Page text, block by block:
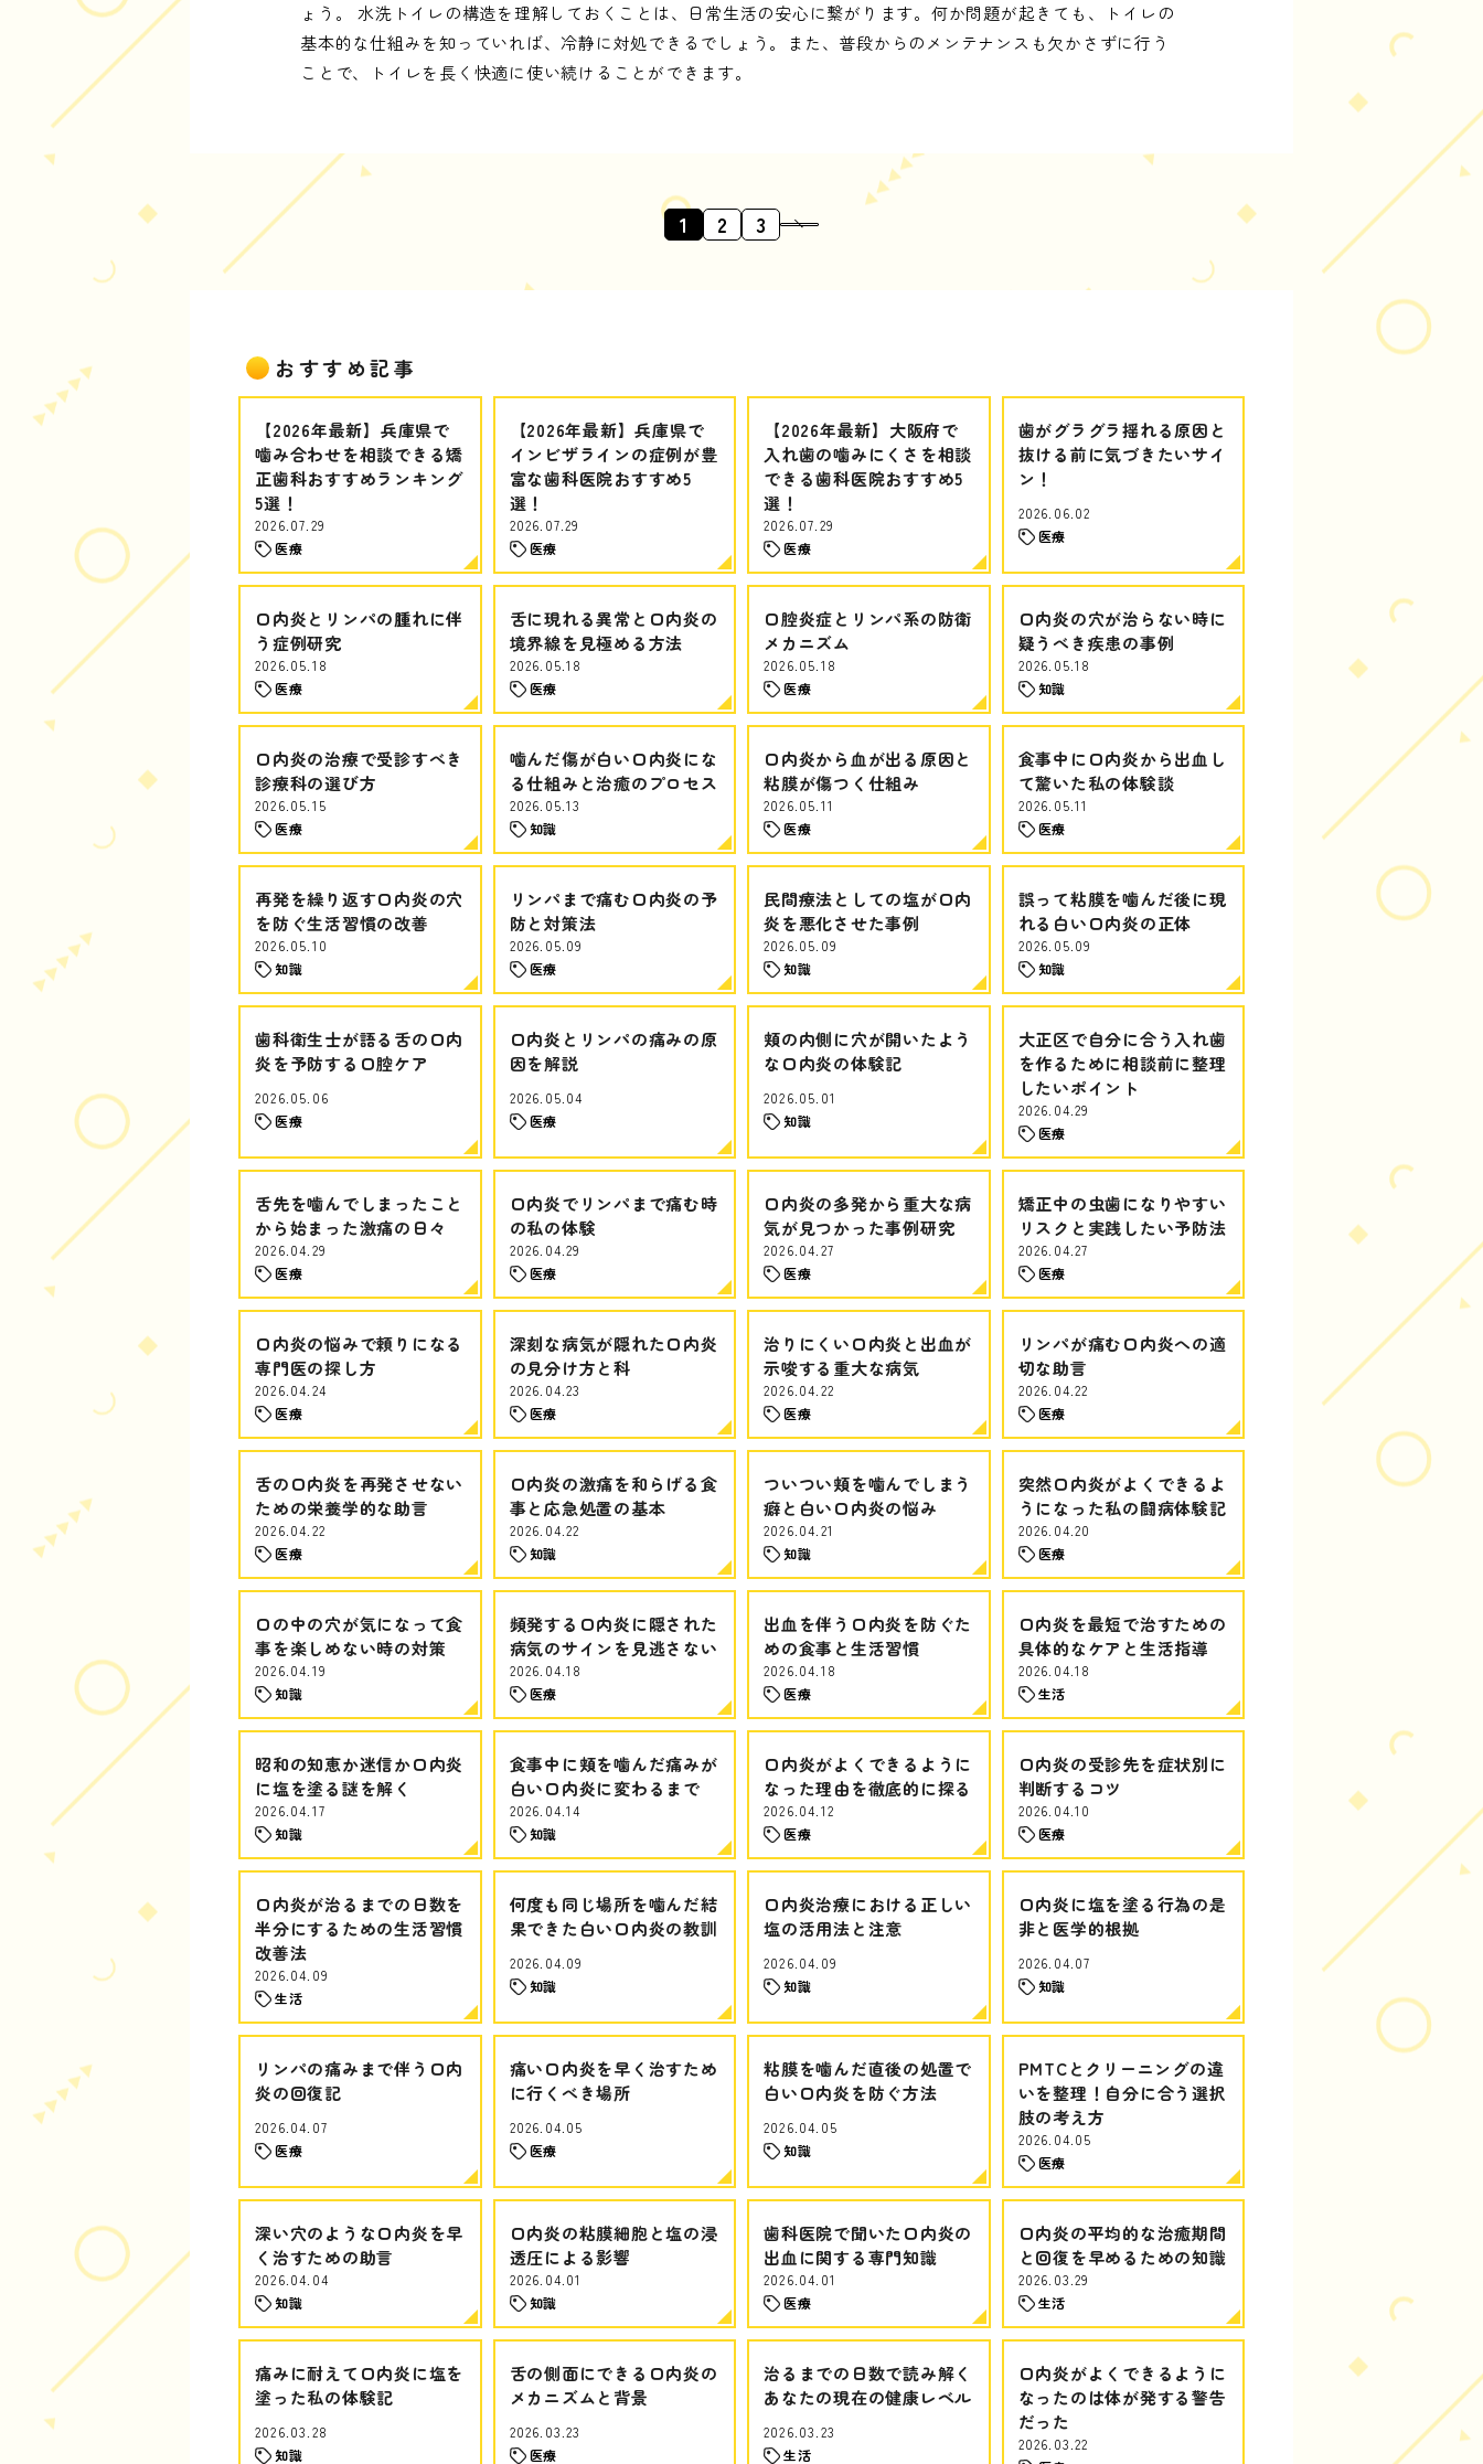
ょう。 水洗トイレの構造を理解しておくことは、日常生活の安心に繋がります。何か問題が起きても、トイレの
基本的な仕組みを知っていれば、冷静に対処できるでしょう。また、普段からのメンテナンスも欠かさずに行う
ことで、トイレを長く快適に使い続けることができます。
1 2 3
おすすめ記事
【2026年最新】兵庫県で
噛み合わせを相談できる矯
正歯科おすすめランキング
5選！
2026.07.29
医療
【2026年最新】兵庫県で
インビザラインの症例が豊
富な歯科医院おすすめ5
選！
2026.07.29
医療
【2026年最新】大阪府で
入れ歯の噛みにくさを相談
できる歯科医院おすすめ5
選！
2026.07.29
医療
歯がグラグラ揺れる原因と
抜ける前に気づきたいサイ
ン！
2026.06.02
医療
口内炎とリンパの腫れに伴
う症例研究
2026.05.18
医療
舌に現れる異常と口内炎の
境界線を見極める方法
2026.05.18
医療
口腔炎症とリンパ系の防衛
メカニズム
2026.05.18
医療
口内炎の穴が治らない時に
疑うべき疾患の事例
2026.05.18
知識
口内炎の治療で受診すべき
診療科の選び方
2026.05.15
医療
噛んだ傷が白い口内炎にな
る仕組みと治癒のプロセス
2026.05.13
知識
口内炎から血が出る原因と
粘膜が傷つく仕組み
2026.05.11
医療
食事中に口内炎から出血し
て驚いた私の体験談
2026.05.11
医療
再発を繰り返す口内炎の穴
を防ぐ生活習慣の改善
2026.05.10
知識
リンパまで痛む口内炎の予
防と対策法
2026.05.09
医療
民間療法としての塩が口内
炎を悪化させた事例
2026.05.09
知識
誤って粘膜を噛んだ後に現
れる白い口内炎の正体
2026.05.09
知識
歯科衛生士が語る舌の口内
炎を予防する口腔ケア
2026.05.06
医療
口内炎とリンパの痛みの原
因を解説
2026.05.04
医療
頬の内側に穴が開いたよう
な口内炎の体験記
2026.05.01
知識
大正区で自分に合う入れ歯
を作るために相談前に整理
したいポイント
2026.04.29
医療
舌先を噛んでしまったこと
から始まった激痛の日々
2026.04.29
医療
口内炎でリンパまで痛む時
の私の体験
2026.04.29
医療
口内炎の多発から重大な病
気が見つかった事例研究
2026.04.27
医療
矯正中の虫歯になりやすい
リスクと実践したい予防法
2026.04.27
医療
口内炎の悩みで頼りになる
専門医の探し方
2026.04.24
医療
深刻な病気が隠れた口内炎
の見分け方と科
2026.04.23
医療
治りにくい口内炎と出血が
示唆する重大な病気
2026.04.22
医療
リンパが痛む口内炎への適
切な助言
2026.04.22
医療
舌の口内炎を再発させない
ための栄養学的な助言
2026.04.22
医療
口内炎の激痛を和らげる食
事と応急処置の基本
2026.04.22
知識
ついつい頬を噛んでしまう
癖と白い口内炎の悩み
2026.04.21
知識
突然口内炎がよくできるよ
うになった私の闘病体験記
2026.04.20
医療
口の中の穴が気になって食
事を楽しめない時の対策
2026.04.19
知識
頻発する口内炎に隠された
病気のサインを見逃さない
2026.04.18
医療
出血を伴う口内炎を防ぐた
めの食事と生活習慣
2026.04.18
医療
口内炎を最短で治すための
具体的なケアと生活指導
2026.04.18
生活
昭和の知恵か迷信か口内炎
に塩を塗る謎を解く
2026.04.17
知識
食事中に頬を噛んだ痛みが
白い口内炎に変わるまで
2026.04.14
知識
口内炎がよくできるように
なった理由を徹底的に探る
2026.04.12
医療
口内炎の受診先を症状別に
判断するコツ
2026.04.10
医療
口内炎が治るまでの日数を
半分にするための生活習慣
改善法
2026.04.09
生活
何度も同じ場所を噛んだ結
果できた白い口内炎の教訓
2026.04.09
知識
口内炎治療における正しい
塩の活用法と注意
2026.04.09
知識
口内炎に塩を塗る行為の是
非と医学的根拠
2026.04.07
知識
リンパの痛みまで伴う口内
炎の回復記
2026.04.07
医療
痛い口内炎を早く治すため
に行くべき場所
2026.04.05
医療
粘膜を噛んだ直後の処置で
白い口内炎を防ぐ方法
2026.04.05
知識
PMTCとクリーニングの違
いを整理！自分に合う選択
肢の考え方
2026.04.05
医療
深い穴のような口内炎を早
く治すための助言
2026.04.04
知識
口内炎の粘膜細胞と塩の浸
透圧による影響
2026.04.01
知識
歯科医院で聞いた口内炎の
出血に関する専門知識
2026.04.01
医療
口内炎の平均的な治癒期間
と回復を早めるための知識
2026.03.29
生活
痛みに耐えて口内炎に塩を
塗った私の体験記
2026.03.28
知識
舌の側面にできる口内炎の
メカニズムと背景
2026.03.23
医療
治るまでの日数で読み解く
あなたの現在の健康レベル
2026.03.23
生活
口内炎がよくできるように
なったのは体が発する警告
だった
2026.03.22